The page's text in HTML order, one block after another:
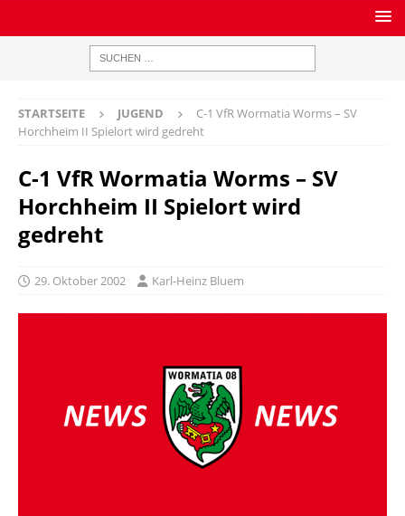
STARTSEITE JUGEND
C-1 VfR Wormatia Worms – SV
Horchheim II Spielort wird gedreht
C-1 VfR Wormatia Worms – SV
Horchheim II Spielort wird
gedreht
29. Oktober 2002 Karl-Heinz Bluem